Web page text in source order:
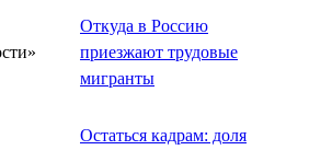
Откуда в Россию
приезжают трудовые
мигранты
Остаться кадрам: доля